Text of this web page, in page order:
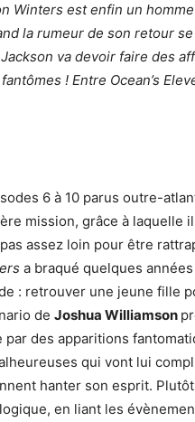
Winters est enfin un homme
la rumeur de son retour
va devoir faire des
! Entre Ocean’s
6 à 10 parus outre-
mission, grâce à laquelle
assez loin pour être
a braqué quelques
: retrouver une jeune fille
de Joshua Williamson
des apparitions
qui vont lui
hanter son esprit.
en liant les